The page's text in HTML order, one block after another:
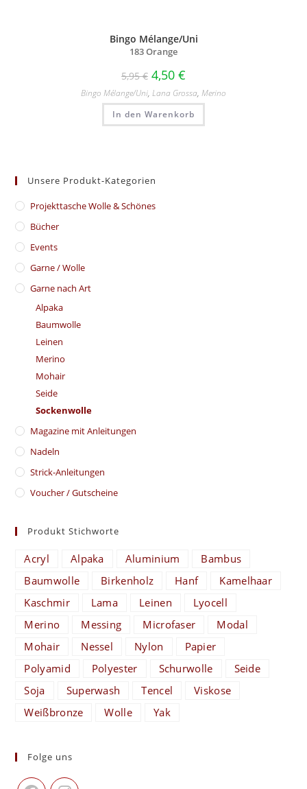
Bingo Mélange/Uni
183 Orange
5,95€ 4,50 €
Bingo Mélange/​Uni, Lana Grossa, Merino
In den Warenkorb
Unsere Produkt-Kategorien
​Projekttasche Wolle & Schönes
Bücher
Events
Garne / Wolle
Garne nach Art
Alpaka
Baumwolle
Leinen
Merino
Mohair
Seide
Sockenwolle
Magazine mit Anleitungen
Nadeln
Strick-Anleitungen
Voucher / Gutscheine
Produkt Stichworte
Acryl Alpaka Aluminium
Bambus
Baumwolle
Birkenholz Hanf
Kamelhaar
Kaschmir
Lama Leinen
Lyocell
Merino
Messing Microfaser
Modal
Mohair
Nessel Nylon
Papier
Polyamid
Polyester Schurwolle
Seide
Soja
Superwash Tencel
Viskose
Weißbronze
Wolle Yak
Folge uns